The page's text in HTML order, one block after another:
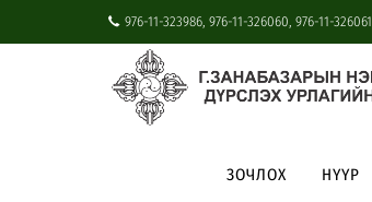
976-11-323986, 976-11-326060, 976-11-326061
ЗОЧЛОХ НҮҮР